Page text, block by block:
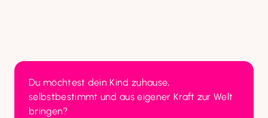
Du möchtest dein Kind zuhause,
selbstbestimmt und aus eigener Kraft zur Welt
bringen?